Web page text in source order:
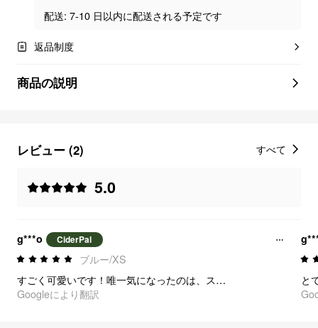
配送: 7-10 日以内に配送される予定です
返品制度
商品の説明
レビュー (2)
5.0
すべて
g***o CiderPal
ブルー/XS
すごく可愛いです！唯一気になったのは、ストラップが少し長かったことくらいです（これは私にはよくあることです）。でも、安全ピンで簡単に直せました。品質がとても良く、セットで着ると本当にゴージャスです。
Googleにより翻訳